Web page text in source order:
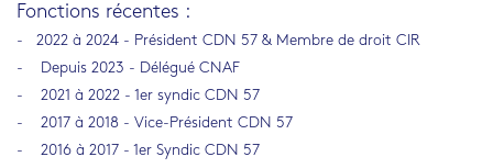
Fonctions récentes :
- 2022 à 2024 - Président CDN 57 & Membre de droit CIR
- Depuis 2023 - Délégué CNAF
- 2021 à 2022 - 1er syndic CDN 57
- 2017 à 2018 - Vice-Président CDN 57
- 2016 à 2017 - 1er Syndic CDN 57